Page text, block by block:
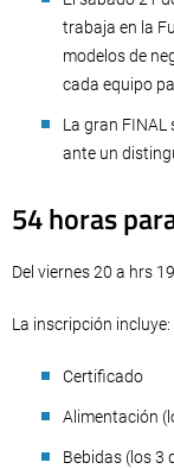
trabaja en la
modelos de
cada equipo
La gran FINAL
ante un
54 horas
Del viernes 20 a hrs
La inscripción incluye:
Certificado
Alimentación
Bebidas (los 3